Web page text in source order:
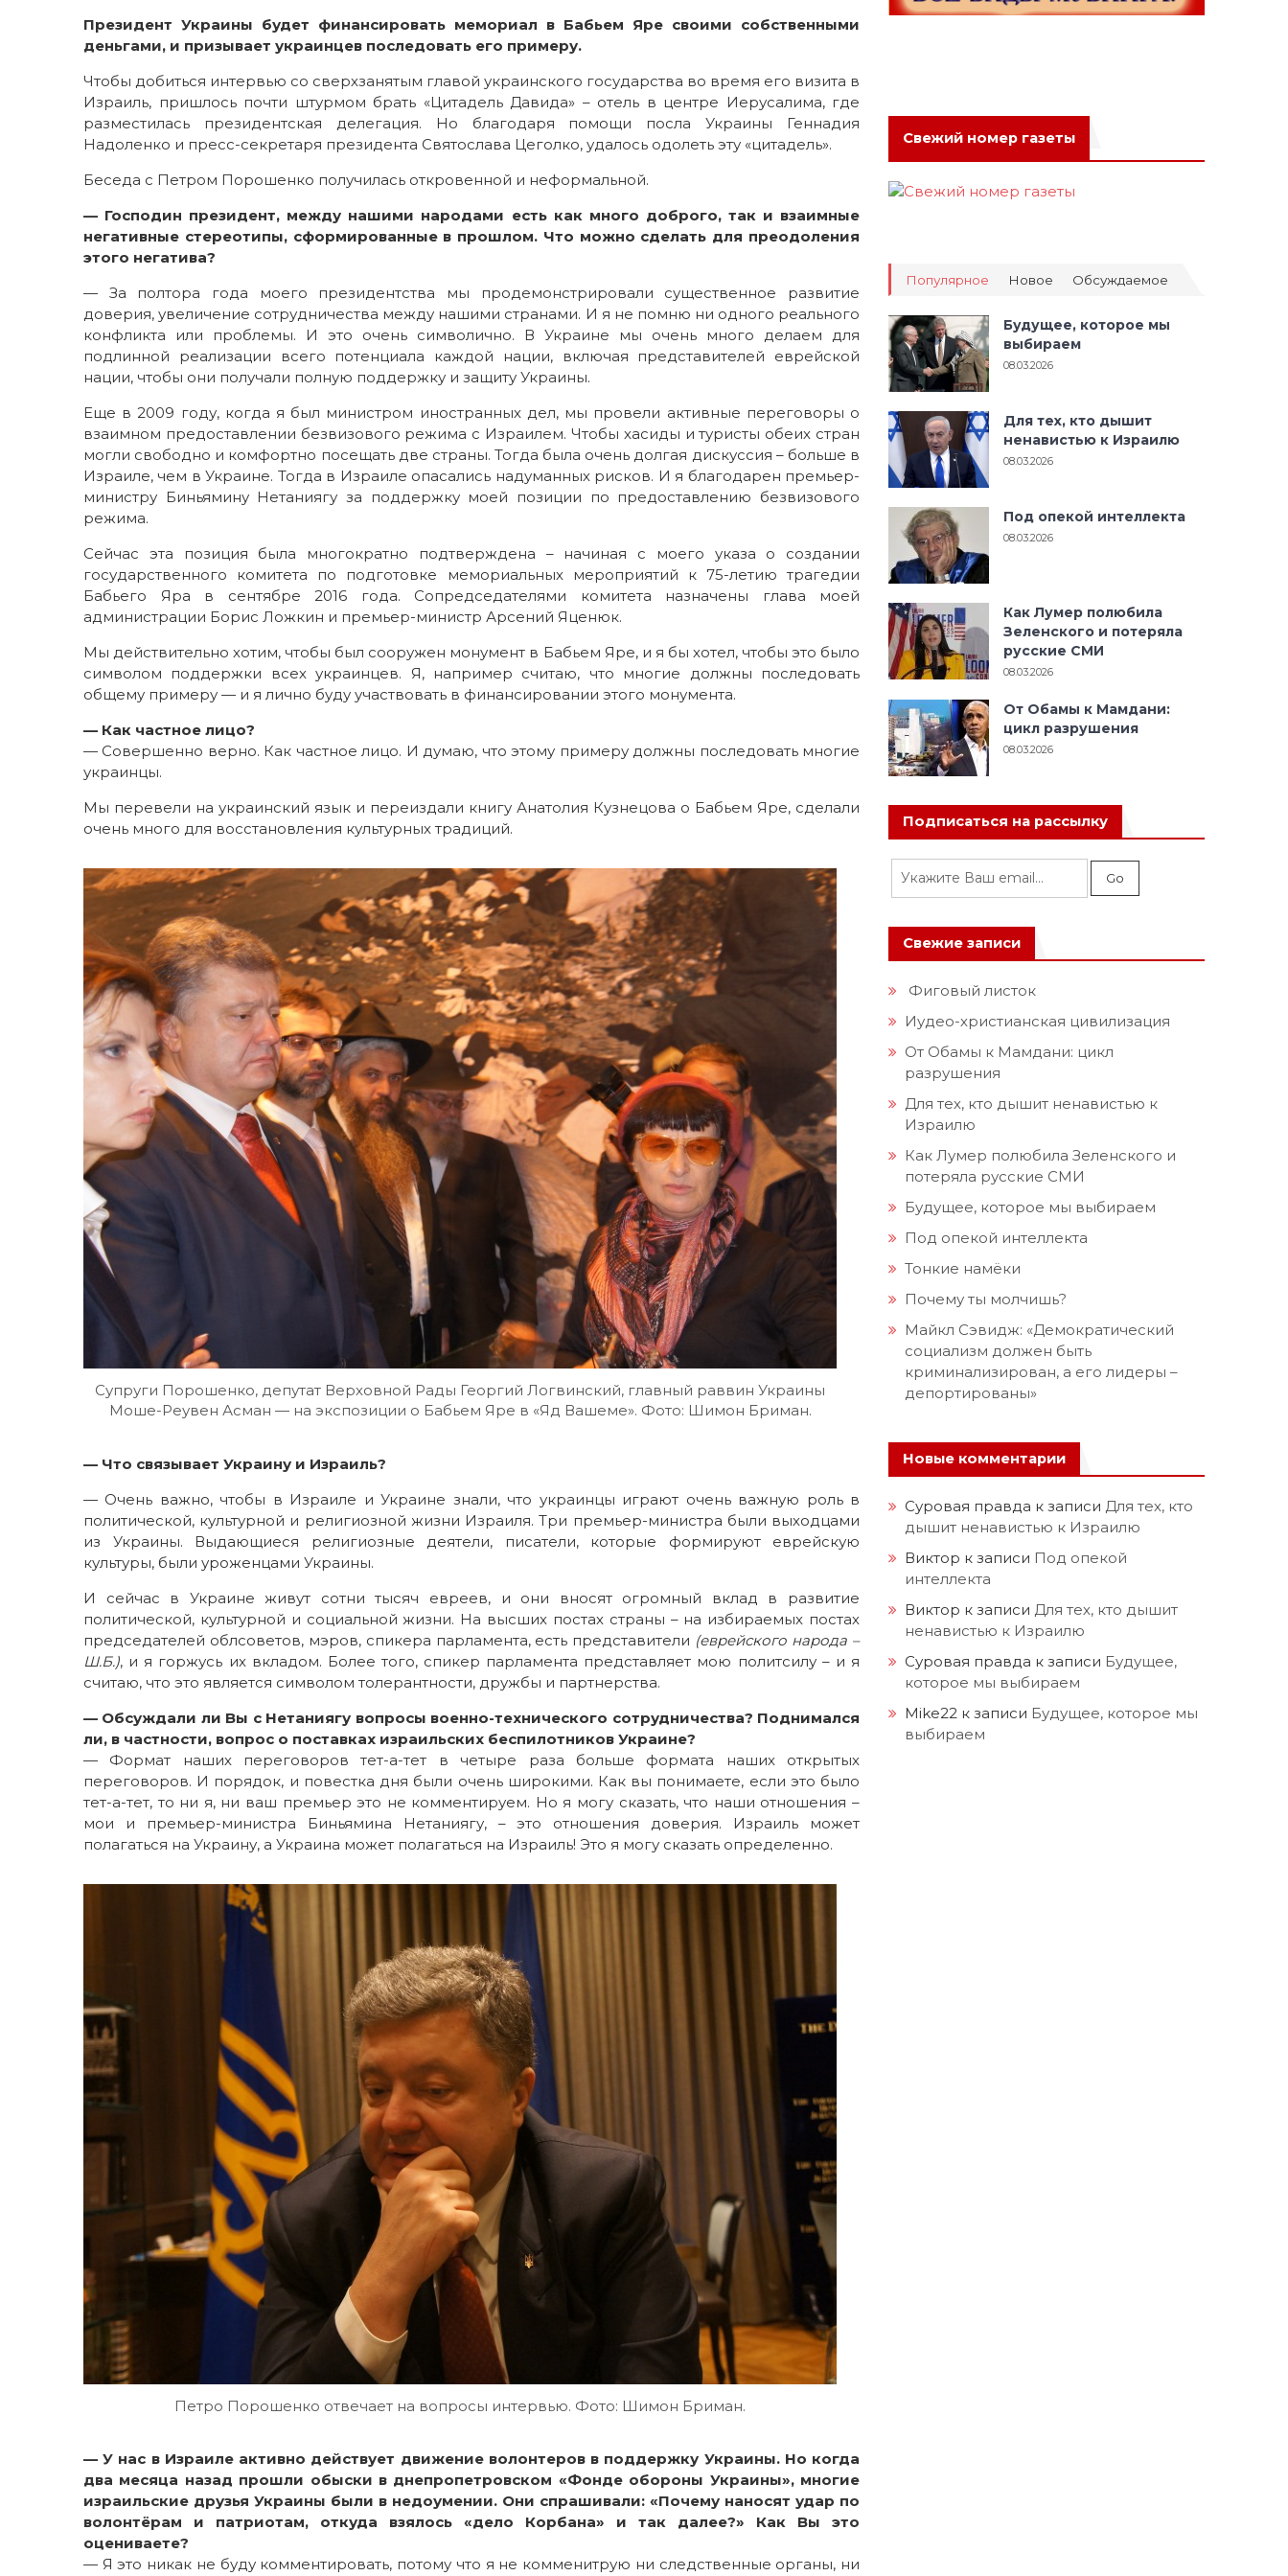
Президент Украины будет финансировать мемориал в Бабьем Яре своими собственными
деньгами, и призывает украинцев последовать его примеру.
Чтобы добиться интервью со сверхзанятым главой украинского государства во время его визита в
Израиль, пришлось почти штурмом брать «Цитадель Давида» – отель в центре Иерусалима, где
разместилась президентская делегация. Но благодаря помощи посла Украины Геннадия
Надоленко и пресс-секретаря президента Святослава Цеголко, удалось одолеть эту «цитадель».
Беседа с Петром Порошенко получилась откровенной и неформальной.
— Господин президент, между нашими народами есть как много доброго, так и взаимные
негативные стереотипы, сформированные в прошлом. Что можно сделать для преодоления
этого негатива?
— За полтора года моего президентства мы продемонстрировали существенное развитие
доверия, увеличение сотрудничества между нашими странами. И я не помню ни одного реального
конфликта или проблемы. И это очень символично. В Украине мы очень много делаем для
подлинной реализации всего потенциала каждой нации, включая представителей еврейской
нации, чтобы они получали полную поддержку и защиту Украины.
Еще в 2009 году, когда я был министром иностранных дел, мы провели активные переговоры о
взаимном предоставлении безвизового режима с Израилем. Чтобы хасиды и туристы обеих стран
могли свободно и комфортно посещать две страны. Тогда была очень долгая дискуссия – больше в
Израиле, чем в Украине. Тогда в Израиле опасались надуманных рисков. И я благодарен премьер-
министру Биньямину Нетаниягу за поддержку моей позиции по предоставлению безвизового
режима.
Сейчас эта позиция была многократно подтверждена – начиная с моего указа о создании
государственного комитета по подготовке мемориальных мероприятий к 75-летию трагедии
Бабьего Яра в сентябре 2016 года. Сопредседателями комитета назначены глава моей
администрации Борис Ложкин и премьер-министр Арсений Яценюк.
Мы действительно хотим, чтобы был сооружен монумент в Бабьем Яре, и я бы хотел, чтобы это было
символом поддержки всех украинцев. Я, например считаю, что многие должны последовать
общему примеру — и я лично буду участвовать в финансировании этого монумента.
— Как частное лицо?
— Совершенно верно. Как частное лицо. И думаю, что этому примеру должны последовать многие
украинцы.
Мы перевели на украинский язык и переиздали книгу Анатолия Кузнецова о Бабьем Яре, сделали
очень много для восстановления культурных традиций.
Супруги Порошенко, депутат Верховной Рады Георгий Логвинский, главный раввин Украины
Моше-Реувен Асман — на экспозиции о Бабьем Яре в «Яд Вашеме». Фото: Шимон Бриман.
— Что связывает Украину и Израиль?
— Очень важно, чтобы в Израиле и Украине знали, что украинцы играют очень важную роль в
политической, культурной и религиозной жизни Израиля. Три премьер-министра были выходцами
из Украины. Выдающиеся религиозные деятели, писатели, которые формируют еврейскую
культуры, были уроженцами Украины.
И сейчас в Украине живут сотни тысяч евреев, и они вносят огромный вклад в развитие
политической, культурной и социальной жизни. На высших постах страны – на избираемых постах
председателей облсоветов, мэров, спикера парламента, есть представители (еврейского народа –
Ш.Б.), и я горжусь их вкладом. Более того, спикер парламента представляет мою политсилу – и я
считаю, что это является символом толерантности, дружбы и партнерства.
— Обсуждали ли Вы с Нетаниягу вопросы военно-технического сотрудничества? Поднимался
ли, в частности, вопрос о поставках израильских беспилотников Украине?
— Формат наших переговоров тет-а-тет в четыре раза больше формата наших открытых
переговоров. И порядок, и повестка дня были очень широкими. Как вы понимаете, если это было
тет-а-тет, то ни я, ни ваш премьер это не комментируем. Но я могу сказать, что наши отношения –
мои и премьер-министра Биньямина Нетаниягу, – это отношения доверия. Израиль может
полагаться на Украину, а Украина может полагаться на Израиль! Это я могу сказать определенно.
Петро Порошенко отвечает на вопросы интервью. Фото: Шимон Бриман.
— У нас в Израиле активно действует движение волонтеров в поддержку Украины. Но когда
два месяца назад прошли обыски в днепропетровском «Фонде обороны Украины», многие
израильские друзья Украины были в недоумении. Они спрашивали: «Почему наносят удар по
волонтёрам и патриотам, откуда взялось «дело Корбана» и так далее?» Как Вы это
оцениваете?
— Я это никак не буду комментировать, потому что я не комменитрую ни следственные органы, ни
Свежий номер газеты
Популярное Новое Обсуждаемое
Будущее, которое мы
выбираем
08.03.2026
Для тех, кто дышит
ненавистью к Израилю
08.03.2026
Под опекой интеллекта
08.03.2026
Как Лумер полюбила
Зеленского и потеряла
русские СМИ
08.03.2026
От Обамы к Мамдани:
цикл разрушения
08.03.2026
Подписаться на рассылку
Свежие записи
Фиговый листок
Иудео-христианская цивилизация
От Обамы к Мамдани: цикл
разрушения
Для тех, кто дышит ненавистью к
Израилю
Как Лумер полюбила Зеленского и
потеряла русские СМИ
Будущее, которое мы выбираем
Под опекой интеллекта
Тонкие намёки
Почему ты молчишь?
Майкл Сэвидж: «Демократический
социализм должен быть
криминализирован, а его лидеры –
депортированы»
Новые комментарии
Суровая правда к записи Для тех, кто
дышит ненавистью к Израилю
Виктор к записи Под опекой
интеллекта
Виктор к записи Для тех, кто дышит
ненавистью к Израилю
Суровая правда к записи Будущее,
которое мы выбираем
Mike22 к записи Будущее, которое мы
выбираем